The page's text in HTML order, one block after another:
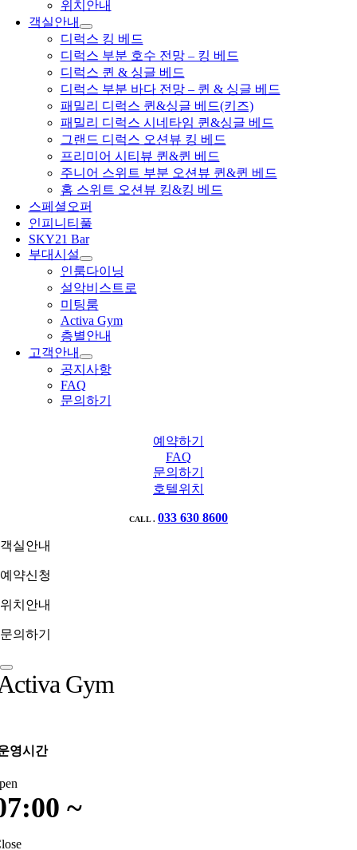
위치안내
객실안내
디럭스 킹 베드
디럭스 부분 호수 전망 – 킹 베드
디럭스 퀸 & 싱글 베드
디럭스 부분 바다 전망 – 퀸 & 싱글 베드
패밀리 디럭스 퀸&싱글 베드(키즈)
패밀리 디럭스 시네타임 퀸&싱글 베드
그랜드 디럭스 오션뷰 킹 베드
프리미어 시티뷰 퀸&퀸 베드
주니어 스위트 부분 오션뷰 퀸&퀸 베드
홈 스위트 오션뷰 킹&킹 베드
스페셜오퍼
인피니티풀
SKY21 Bar
부대시설
인룸다이닝
설악비스트로
미팅룸
Activa Gym
층별안내
고객안내
공지사항
FAQ
문의하기
예약하기
FAQ
문의하기
호텔위치
CALL . 033 630 8600
객실안내
예약신청
위치안내
문의하기
Gym
영시간
~